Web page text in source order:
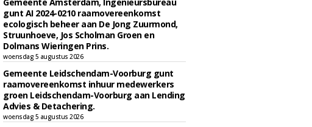
gunt AI 2024-0210 raamovereenkomst
ecologisch beheer aan De Jong Zuurmond,
Struunhoeve, Jos Scholman Groen en
Dolmans Wieringen Prins.
woensdag 5 augustus 2026
Gemeente Leidschendam-Voorburg gunt
raamovereenkomst inhuur medewerkers
groen Leidschendam-Voorburg aan Lending
Advies & Detachering.
woensdag 5 augustus 2026